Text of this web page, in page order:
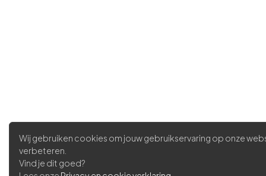
Wij gebruiken cookies om jouw gebruikservaring op onze
verbeteren.
Vind je dit goed?